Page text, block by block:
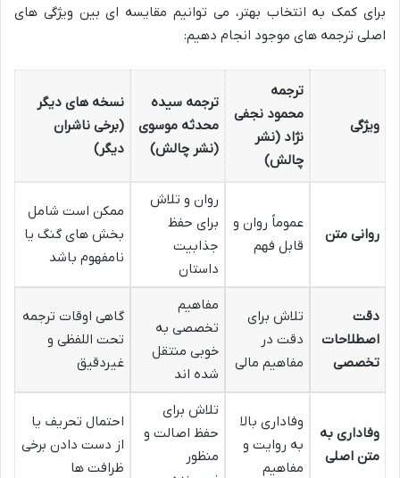
برای کمک به انتخاب بهتر، می توانیم مقایسه ای بین ویژگی های
اصلی ترجمه های موجود انجام دهیم:
ویژگی
ترجمه
محمود نجفی
نژاد (نشر
چالش)
ترجمه سیده
محدثه موسوی
(نشر چالش)
نسخه های دیگر
(برخی ناشران
دیگر)
روانی متن
عموماً روان و
قابل فهم
روان و تلاش
برای حفظ
جذابیت
داستان
ممکن است شامل
بخش های گنگ یا
نامفهوم باشد
دقت
اصطلاحات
تخصصی
تلاش برای
دقت در
مفاهیم مالی
مفاهیم
تخصصی به
خوبی منتقل
شده اند
گاهی اوقات ترجمه
تحت اللفظی و
غیردقیق
وفاداری به
متن اصلی
وفاداری بالا
به روایت و
مفاهیم
تلاش برای
حفظ اصالت و
منظور
احتمال تحریف یا
از دست دادن برخی
ظرافت ها